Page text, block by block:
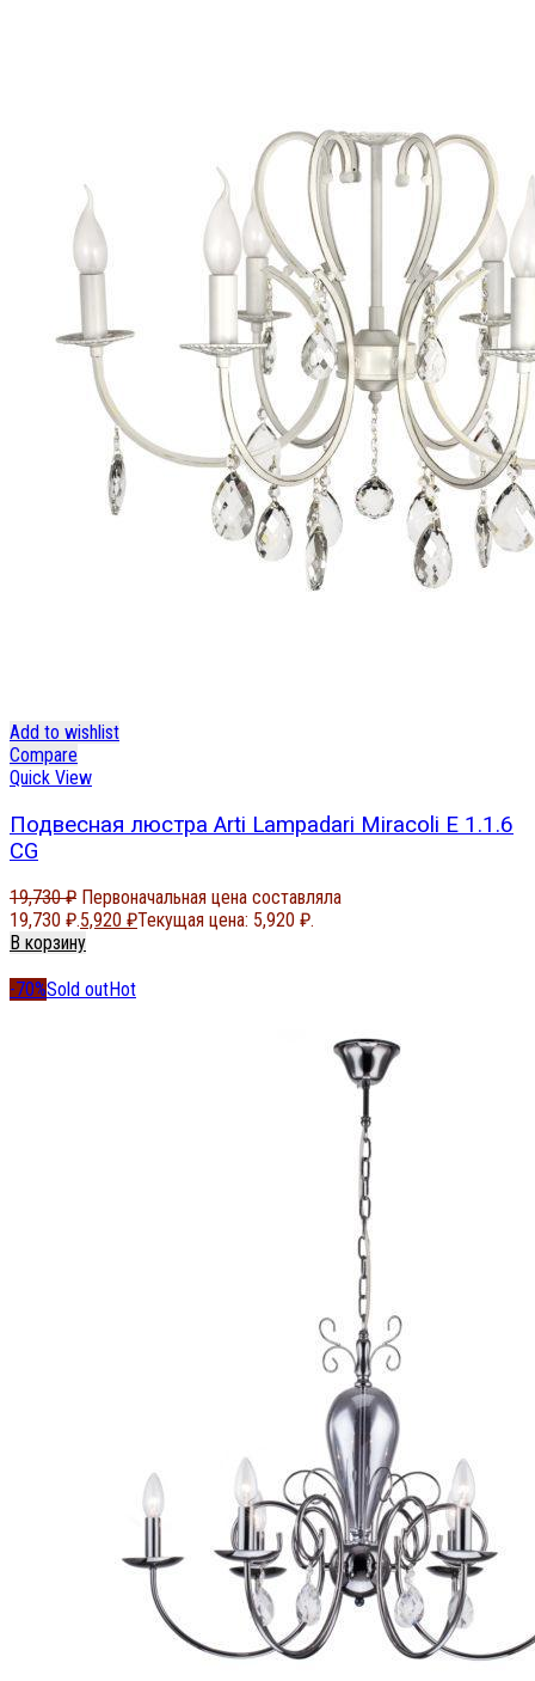
Add to wishlist
Compare
Quick View
Подвесная люстра Arti Lampadari Miracoli E 1.1.6
CG
19,730₽ Первоначальная цена составляла
19,730 ₽.5,920 ₽Текущая цена: 5,920 ₽.
В корзину
-70%Sold outHot